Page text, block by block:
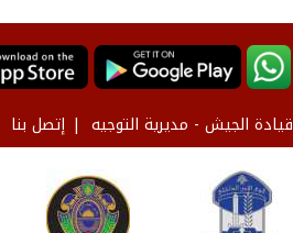
قيادة الجيش - مديرية التوجيه إتصل بنا